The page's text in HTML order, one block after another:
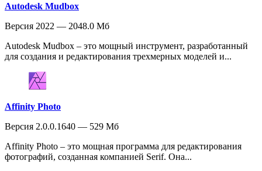
Autodesk Mudbox
Версия 2022 — 2048.0 Мб
Autodesk Mudbox – это мощный инструмент, разработанный
для создания и редактирования трехмерных моделей и...
Affinity Photo
Версия 2.0.0.1640 — 529 Мб
Affinity Photo – это мощная программа для редактирования
фотографий, созданная компанией Serif. Она...